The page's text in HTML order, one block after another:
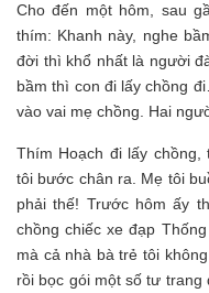
Cho đến một hôm, sau
thím: Khanh này, nghe
đời thì khổ nhất là người
bầm thì con đi lấy chồng
vào vai mẹ chồng. Hai
Thím Hoạch đi lấy
tôi bước chân ra. Mẹ tôi
phải thế! Trước hôm ấy
chồng chiếc xe đạp
mà cả nhà bà trẻ tôi
rồi bọc gói một số tư